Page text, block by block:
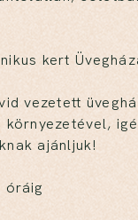
kert
vezetett
ajánljuk!
óráig